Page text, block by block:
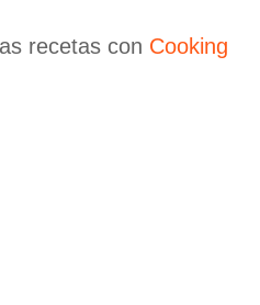
recetas con Cooking